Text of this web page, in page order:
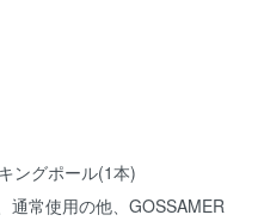
ングポール(1本)
通常使用の他、GOSSAMER